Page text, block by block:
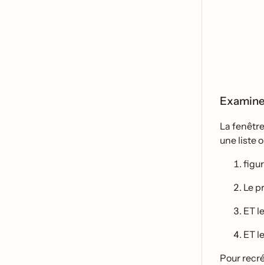
La
une liste
Le
ET
ET
Pour